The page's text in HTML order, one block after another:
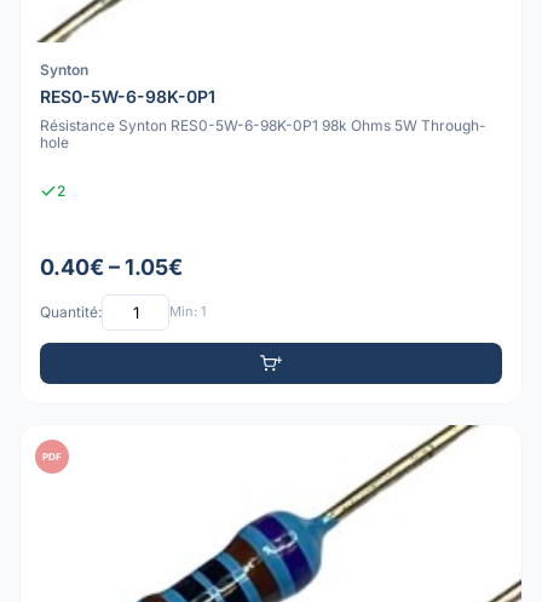
Synton
RES0-5W-6-98K-0P1
Résistance Synton RES0-5W-6-98K-0P1 98k Ohms 5W Through-
hole
2
0.40€ – 1.05€
Quantité: Min: 1
PDF